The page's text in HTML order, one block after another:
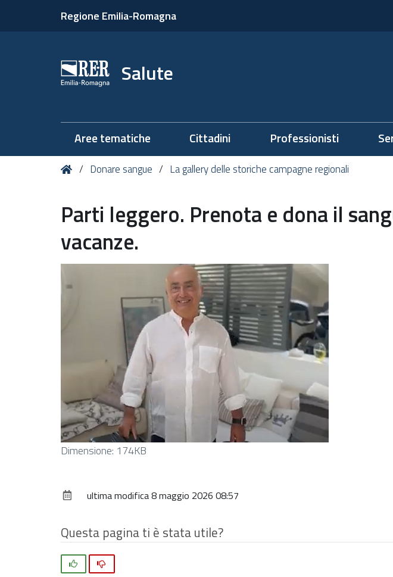
Regione Emilia-Romagna
Salute
Aree tematiche Cittadini Professionisti
Tu HomeDonare sangue La gallery delle storiche campagne regionali
Parti leggero. Prenota e dona il
vacanze.
Clicca
l'immagine
dimensioni
originali…
Dimensione: 174KB
ultima modifica8 maggio 2026 08:57
Questa pagina ti è stata utile?